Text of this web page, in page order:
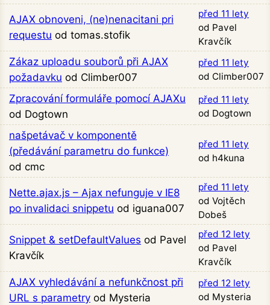
AJAX obnoveni, (ne)nenacitani pri
requestu od tomas.stofik
před 11 lety
od Pavel
Kravčík
Zákaz uploadu souborů při AJAX
požadavku od Climber007
před 11 lety
od Climber007
Zpracování formuláře pomocí AJAXu
od Dogtown
před 11 lety
od Dogtown
našpetávač v komponentě
(předávání parametru do funkce)
od cmc
před 11 lety
od h4kuna
Nette.ajax.js – Ajax nefunguje v IE8
po invalidaci snippetu od iguana007
před 11 lety
od Vojtěch
Dobeš
Snippet & setDefaultValues od Pavel
Kravčík
před 12 lety
od Pavel
Kravčík
AJAX vyhledávání a nefunkčnost při
URL s parametry od Mysteria
před 12 lety
od Mysteria